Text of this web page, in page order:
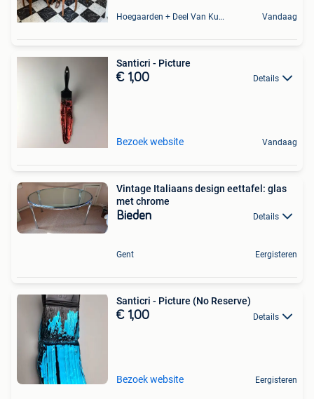
Hoegaarden + Deel Van Kumtich + Deel Van Tienen Vandaag
Santicri - Picture
€ 1,00 Details
Bezoek website Vandaag
Vintage Italiaans design eettafel: glas
met chrome
Bieden Details
Gent Eergisteren
Santicri - Picture (No Reserve)
€ 1,00 Details
Bezoek website Eergisteren